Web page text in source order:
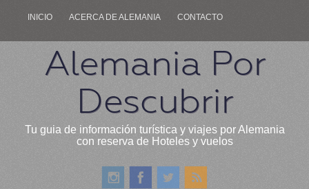
INICIO ACERCA DE ALEMANIA CONTACTO
Alemania Por
Descubrir
Tu guia de información turística y viajes por Alemania
con reserva de Hoteles y vuelos